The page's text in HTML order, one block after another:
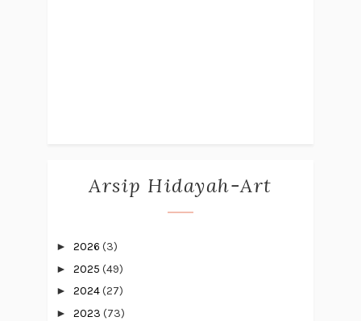
Arsip Hidayah-Art
► 2026 (3)
► 2025 (49)
► 2024(27)
► 2023 (73)